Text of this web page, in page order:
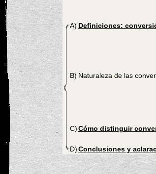
A) Definiciones: conversi
B) Naturaleza de las
C)Cómo distinguir
D)Conclusiones y